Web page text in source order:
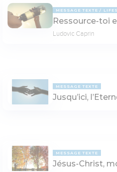
MESSAGE TEXTE
Ressource-toi
Ludovic Caprin
MESSAGE TEXTE
Jusqu’ici,
MESSAGE TEXTE
Jésus-Christ,